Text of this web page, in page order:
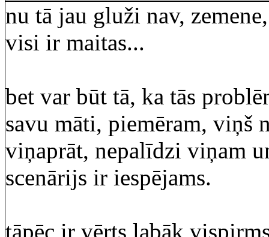
nu tā jau gluži nav,
visi ir maitas...
bet var būt tā, ka tās
savu māti, piemēram, viņš
viņaprāt, nepalīdzi viņam
scenārijs ir iespējams.
tāpēc ir vērts labāk